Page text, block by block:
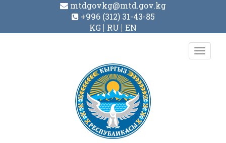
mtdgovkg@mtd.gov.kg
+996 (312) 31-43-85
KG
RU EN
Toggle